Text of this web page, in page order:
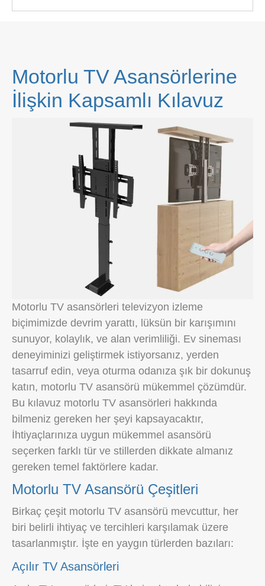
Motorlu TV Asansörlerine
İlişkin Kapsamlı Kılavuz
Motorlu TV asansörleri televizyon izleme
biçimimizde devrim yarattı, lüksün bir karışımını
sunuyor, kolaylık, ve alan verimliliği. Ev sineması
deneyiminizi geliştirmek istiyorsanız, yerden
tasarruf edin, veya oturma odanıza şık bir dokunuş
katın, motorlu TV asansörü mükemmel çözümdür.
Bu kılavuz motorlu TV asansörleri hakkında
bilmeniz gereken her şeyi kapsayacaktır,
İhtiyaçlarınıza uygun mükemmel asansörü
seçerken farklı tür ve stillerden dikkate almanız
gereken temel faktörlere kadar.
Motorlu TV Asansörü Çeşitleri
Birkaç çeşit motorlu TV asansörü mevcuttur, her
biri belirli ihtiyaç ve tercihleri ​​karşılamak üzere
tasarlanmıştır. İşte en yaygın türlerden bazıları:
Açılır TV Asansörleri